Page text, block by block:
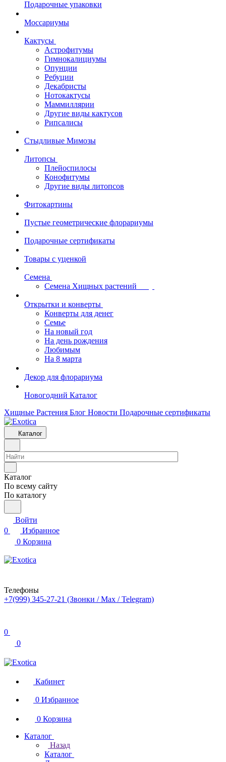
Подарочные упаковки
Моссариумы
Кактусы
Астрофитумы
Гимнокалициумы
Опунции
Ребуции
Декабристы
Нотокактусы
Маммиллярии
Другие виды кактусов
Рипсалисы
Стыдливые Мимозы
Литопсы
Плейоспилосы
Конофитумы
Другие виды литопсов
Фитокартины
Пустые геометрические флорариумы
Подарочные сертификаты
Товары с уценкой
Семена
Семена Хищных растений
Открытки и конверты
Конверты для денег
Семье
На новый год
На день рождения
Любимым
На 8 марта
Декор для флорариума
Новогодний Каталог
Хищные Растения Блог Новости Подарочные сертификаты
Каталог
Каталог
По всему сайту
По каталогу
Войти
0
Избранное
0 Корзина
Телефоны
+7(999) 345-27-21 (Звонки / Max / Telegram)
0
0
Кабинет
0 Избранное
0 Корзина
Каталог
Назад
Каталог